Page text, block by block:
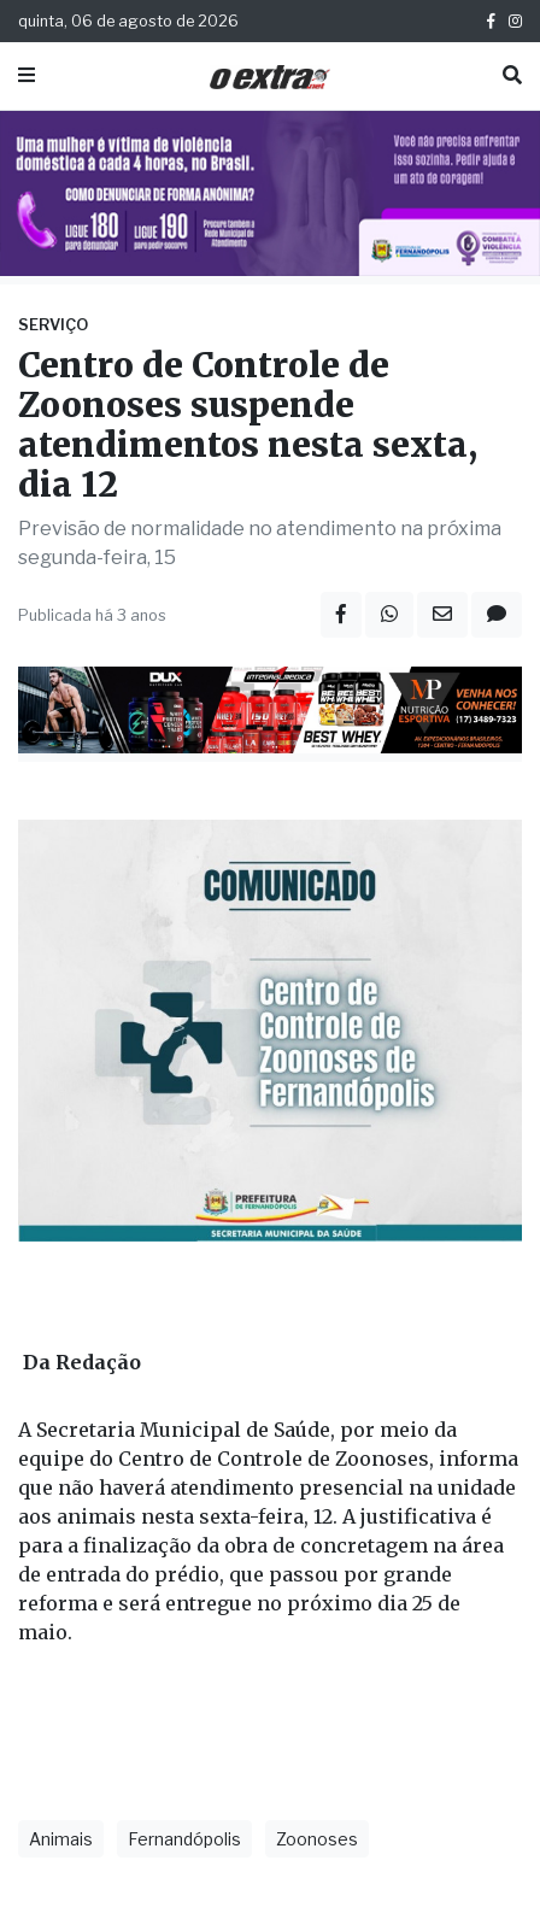
quinta, 06 de agosto de 2026
SERVIÇO
Centro de Controle de
Zoonoses suspende
atendimentos nesta sexta,
dia 12
Previsão de normalidade no atendimento na próxima
segunda-feira, 15
Publicada há 3 anos
Da Redação
A Secretaria Municipal de Saúde, por meio da
equipe do Centro de Controle de Zoonoses, informa
que não haverá atendimento presencial na unidade
aos animais nesta sexta-feira, 12. A justificativa é
para a finalização da obra de concretagem na área
de entrada do prédio, que passou por grande
reforma e será entregue no próximo dia 25 de
maio.
Animais Fernandópolis Zoonoses